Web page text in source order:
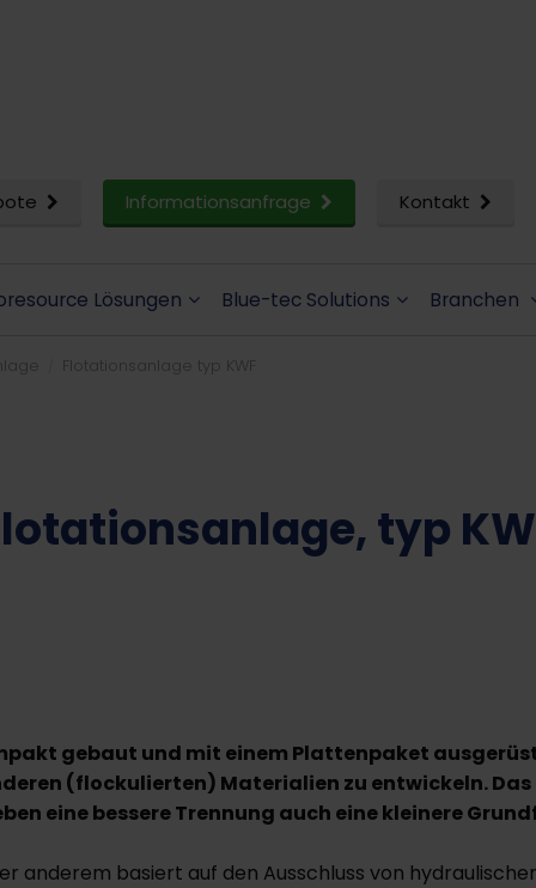
Informationsanfrage Kontakt
Lösungen Blue-tec Solutions Branchen
Flotationsanlage typ KWF
typ
gebaut und mit einem Plattenpaket
(flockulierten) Materialien zu entwickeln.
eine bessere Trennung auch eine kleinere
anderem basiert auf den Ausschluss von